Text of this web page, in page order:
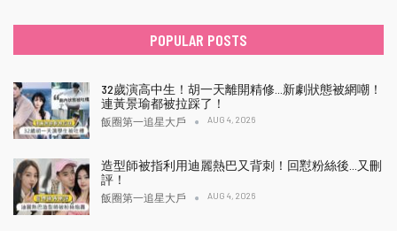
POPULAR POSTS
32歲演高中生！胡一天離開精修…新劇狀態被網嘲！
連黃景瑜都被拉踩了！
飯圈第一追星大戶 AUG 4, 2026
造型師被指利用迪麗熱巴又背刺！回懟粉絲後…又刪
評！
飯圈第一追星大戶 AUG 4, 2026